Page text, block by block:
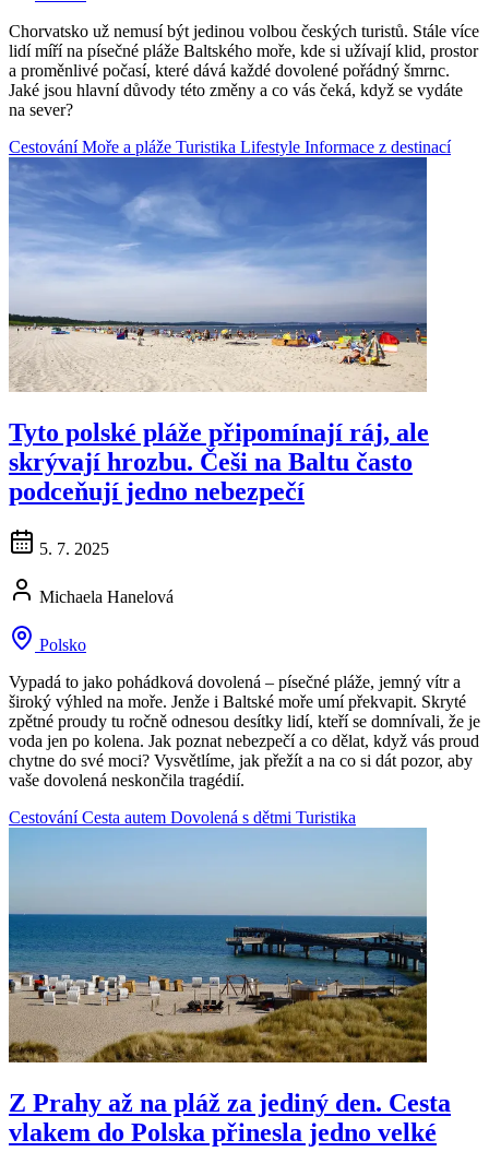
Chorvatsko už nemusí být jedinou volbou českých turistů. Stále více
lidí míří na písečné pláže Baltského moře, kde si užívají klid, prostor
a proměnlivé počasí, které dává každé dovolené pořádný šmrnc.
Jaké jsou hlavní důvody této změny a co vás čeká, když se vydáte
na sever?
CestováníMoře a pláže Turistika Lifestyle Informace z destinací
Tyto polské pláže připomínají ráj, ale
skrývají hrozbu. Češi na Baltu často
podceňují jedno nebezpečí
5. 7. 2025
Michaela Hanelová
Polsko
Vypadá to jako pohádková dovolená – písečné pláže, jemný vítr a
široký výhled na moře. Jenže i Baltské moře umí překvapit. Skryté
zpětné proudy tu ročně odnesou desítky lidí, kteří se domnívali, že je
voda jen po kolena. Jak poznat nebezpečí a co dělat, když vás proud
chytne do své moci? Vysvětlíme, jak přežít a na co si dát pozor, aby
vaše dovolená neskončila tragédií.
CestováníCesta autem Dovolená s dětmi Turistika
Z Prahy až na pláž za jediný den. Cesta
vlakem do Polska přinesla jedno velké